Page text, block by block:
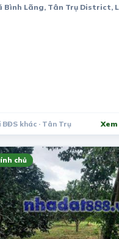
City
Bình Lãng, Tân Trụ District,
BĐS khác · Tân Trụ
chủ